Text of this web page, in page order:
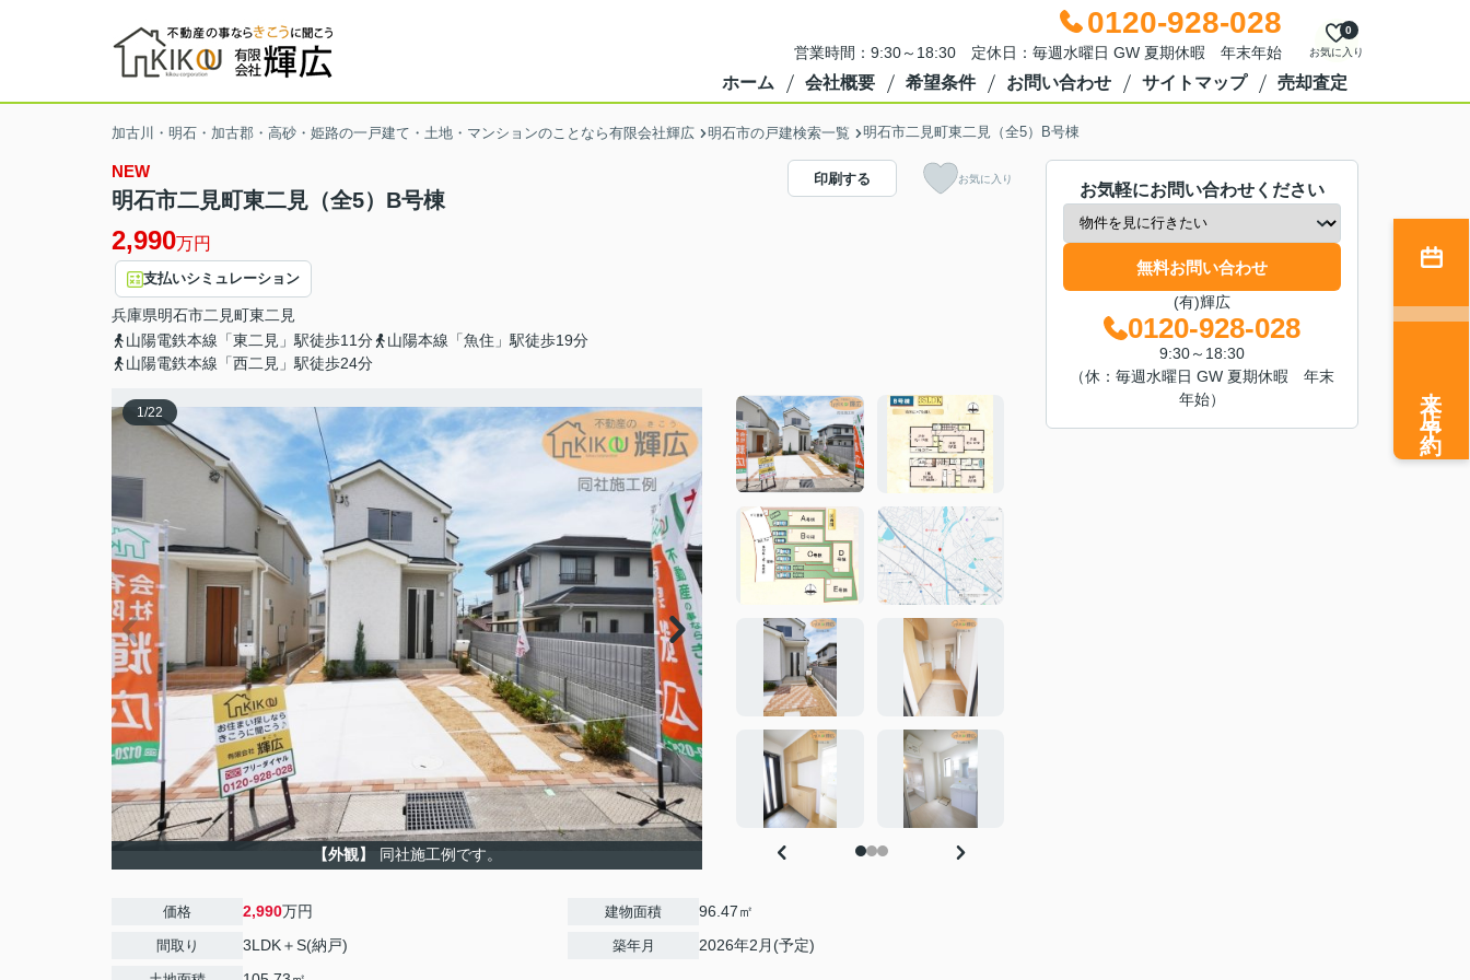
0120-928-028
営業時間：9:30～18:30 定休日：毎週水曜日 GW 夏期休暇 年末年始 お気に入り
0
ホーム 会社概要 希望条件 お問い合わせ サイトマップ 売却査定
加古川・明石・加古郡・高砂・姫路の一戸建て・土地・マンションのことなら有限会社輝広 明石市の戸建検索一覧 明石市二見町東二見（全5）B号棟
NEW
明石市二見町東二見（全5）B号棟
2,990万円
支払いシミュレーション
兵庫県明石市二見町東二見
山陽電鉄本線「東二見」駅徒歩11分
山陽本線「魚住」駅徒歩19分
山陽電鉄本線「西二見」駅徒歩24分
印刷する お気に入り
1/22
【外観】 同社施工例です。
価格 2,990万円
間取り 3LDK＋S(納戸)
建物面積 96.47㎡
築年月 2026年2月(予定)
お気軽にお問い合わせください
無料お問い合わせ
(有)輝広
0120-928-028
9:30～18:30
（休：毎週水曜日 GW 夏期休暇 年末
年始）
来店予約